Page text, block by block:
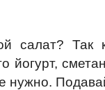
салат? Так
йогурт,
нужно.